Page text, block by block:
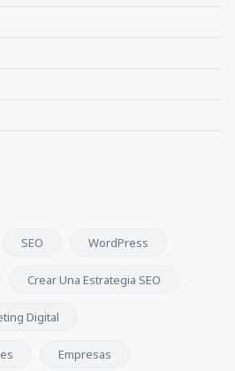
SEO WordPress
Crear Una Estrategia SEO
Digital
Empresas